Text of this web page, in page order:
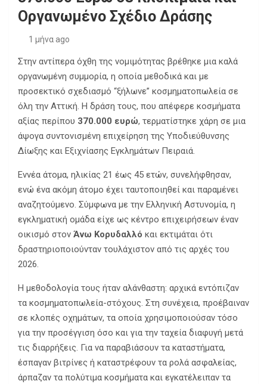
Οργανωμένο Σχέδιο Δράσης
1 μήνα ago
Στην αντίπερα όχθη της νομιμότητας βρέθηκε μια καλά
οργανωμένη συμμορία, η οποία μεθοδικά και με
προσεκτικό σχεδιασμό “ξήλωνε” κοσμηματοπωλεία σε
όλη την Αττική. Η δράση τους, που απέφερε κοσμήματα
αξίας περίπου 370.000 ευρώ, τερματίστηκε χάρη σε μια
άψογα συντονισμένη επιχείρηση της Υποδιεύθυνσης
Δίωξης και Εξιχνίασης Εγκλημάτων Πειραιά.
Εννέα άτομα, ηλικίας 21 έως 45 ετών, συνελήφθησαν,
ενώ ένα ακόμη άτομο έχει ταυτοποιηθεί και παραμένει
αναζητούμενο. Σύμφωνα με την Ελληνική Αστυνομία, η
εγκληματική ομάδα είχε ως κέντρο επιχειρήσεων έναν
οικισμό στον Άνω Κορυδαλλό και εκτιμάται ότι
δραστηριοποιούνταν τουλάχιστον από τις αρχές του
2026.
Η μεθοδολογία τους ήταν αλάνθαστη: αρχικά εντόπιζαν
τα κοσμηματοπωλεία-στόχους. Στη συνέχεια, προέβαιναν
σε κλοπές οχημάτων, τα οποία χρησιμοποιούσαν τόσο
για την προσέγγιση όσο και για την ταχεία διαφυγή μετά
τις διαρρήξεις. Για να παραβιάσουν τα καταστήματα,
έσπαγαν βιτρίνες ή καταστρέφουν τα ρολά ασφαλείας,
άρπαζαν τα πολύτιμα κοσμήματα και εγκατέλειπαν τα